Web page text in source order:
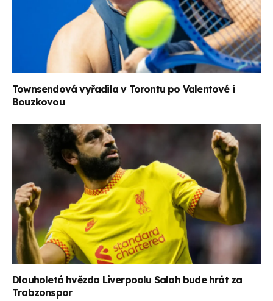
Townsendová vyřadila v Torontu po Valentové i
Bouzkovou
Dlouholetá hvězda Liverpoolu Salah bude hrát za
Trabzonspor